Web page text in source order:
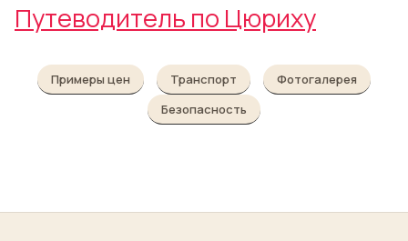
Путеводитель по Цюриху
Примеры цен Транспорт
Фотогалерея
Безопасность